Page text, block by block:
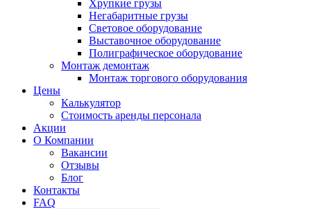
Хрупкие грузы
Негабаритные грузы
Световое оборудование
Выставочное оборудование
Полиграфическое оборудование
Монтаж демонтаж
Монтаж торгового оборудования
Цены
Калькулятор
Стоимость аренды персонала
Акции
О Компании
Вакансии
Отзывы
Блог
Контакты
FAQ